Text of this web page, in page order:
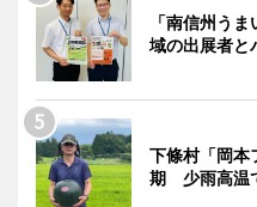
「南信州う
域の出展者と
下條村「岡本
期 少雨高温